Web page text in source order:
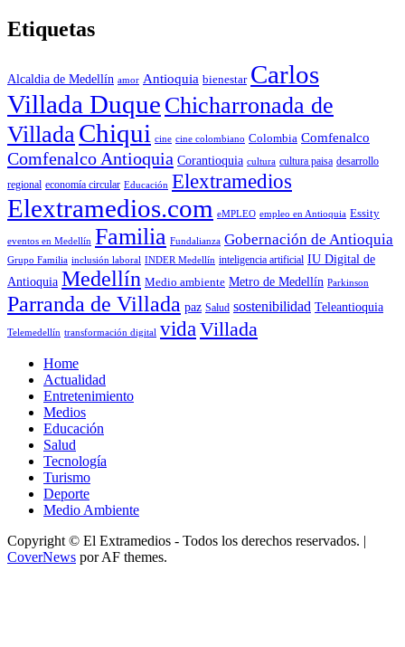
Etiquetas
Alcaldia de Medellín amor Antioquia bienestar Carlos
Villada Duque Chicharronada de
VilladaChiqui cine cine colombiano Colombia Comfenalco
Comfenalco Antioquia Corantioquia cultura cultura paisa desarrollo
regional economía circular Educación Elextramedios
Elextramedios.com eMPLEO empleo en Antioquia Essity
eventos en Medellín Familia Fundalianza Gobernación de Antioquia
Grupo Familia inclusión laboral INDER Medellín inteligencia artificial IU Digital de
Antioquia Medellín Medio ambiente Metro de Medellín Parkinson
Parranda de Villada paz Salud sostenibilidad Teleantioquia
Telemedellín transformación digital vidaVillada
Home
Actualidad
Entretenimiento
Medios
Educación
Salud
Tecnología
Turismo
Deporte
Medio Ambiente
Copyright © El Extramedios - Todos los derechos reservados. |
CoverNews por AF themes.